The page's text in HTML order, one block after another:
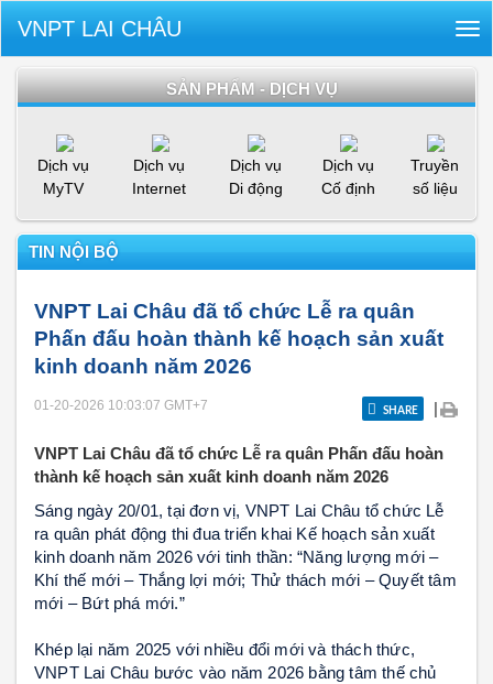
VNPT LAI CHÂU
SẢN PHẨM - DỊCH VỤ
Dịch vụ
MyTV
Dịch vụ
Internet
Dịch vụ
Di động
Dịch vụ
Cố định
Truyền
số liệu
TIN NỘI BỘ
VNPT Lai Châu đã tổ chức Lễ ra quân
Phấn đấu hoàn thành kế hoạch sản xuất
kinh doanh năm 2026
01-20-2026 10:03:07 GMT+7 SHARE |
VNPT Lai Châu đã tổ chức Lễ ra quân Phấn đấu hoàn
thành kế hoạch sản xuất kinh doanh năm 2026
Sáng ngày 20/01, tại đơn vị, VNPT Lai Châu tổ chức Lễ
ra quân phát động thi đua triển khai Kế hoạch sản xuất
kinh doanh năm 2026 với tinh thần: “Năng lượng mới –
Khí thế mới – Thắng lợi mới; Thử thách mới – Quyết tâm
mới – Bứt phá mới.”
Khép lại năm 2025 với nhiều đổi mới và thách thức,
VNPT Lai Châu bước vào năm 2026 bằng tâm thế chủ